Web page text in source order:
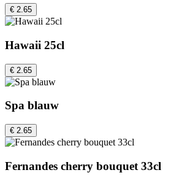
€ 2.65
Hawaii 25cl
€ 2.65
Spa blauw
€ 2.65
Fernandes cherry bouquet 33cl